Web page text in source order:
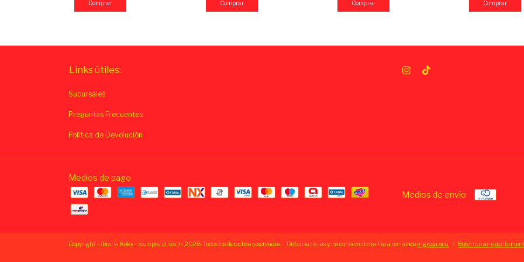
Links útiles:
Sucursales
Preguntas Frecuentes
Política de Devolución
Medios de pago
Medios de envío
Copyright Librería Koky - Siempre útiles ;) - 2026. Todos los derechos reservados. Defensa de las y los consumidores. Para reclamos ingresá acá. / Botón de